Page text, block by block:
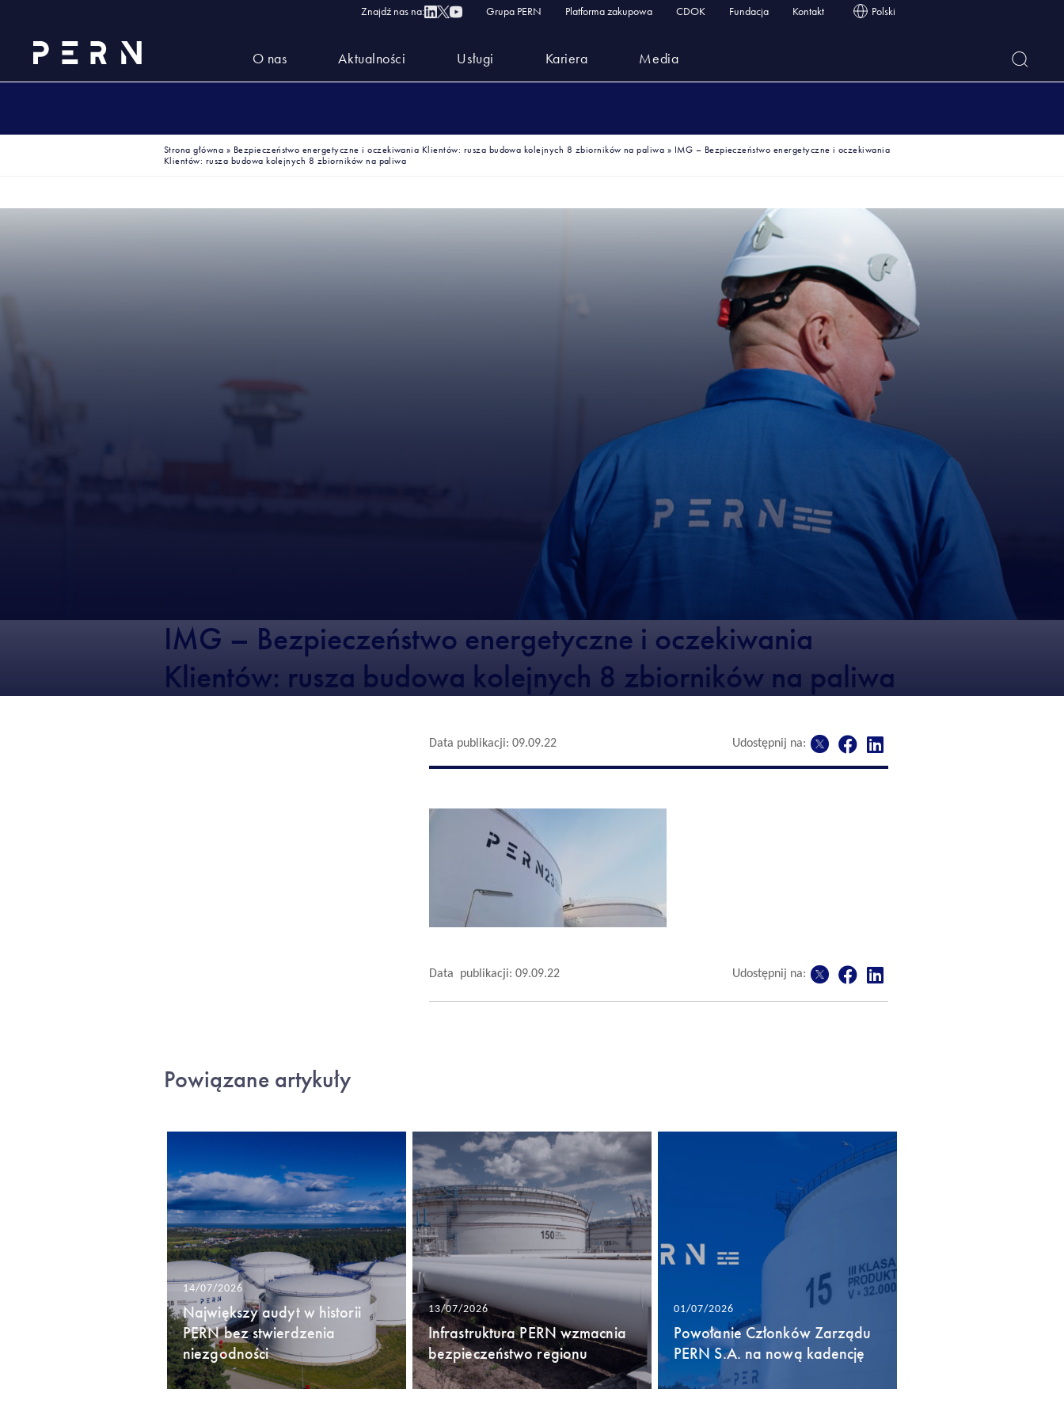
Znajdź nas na: Grupa PERN Platforma zakupowa CDOK Fundacja Kontakt Polski
O nas Aktualności Usługi Kariera Media
Strona główna » Bezpieczeństwo energetyczne i oczekiwania Klientów: rusza budowa kolejnych 8 zbiorników na paliwa » IMG – Bezpieczeństwo energetyczne i oczekiwania
Klientów: rusza budowa kolejnych 8 zbiorników na paliwa
IMG – Bezpieczeństwo energetyczne i oczekiwania
Klientów: rusza budowa kolejnych 8 zbiorników na paliwa
Data publikacji: 09.09.22 Udostępnij na:
Data publikacji: 09.09.22 Udostępnij na:
Powiązane artykuły
14/07/2026
Największy audyt w historii
PERN bez stwierdzenia
niezgodności
13/07/2026
Infrastruktura PERN wzmacnia
bezpieczeństwo regionu
01/07/2026
Powołanie Członków Zarządu
PERN S.A. na nową kadencję